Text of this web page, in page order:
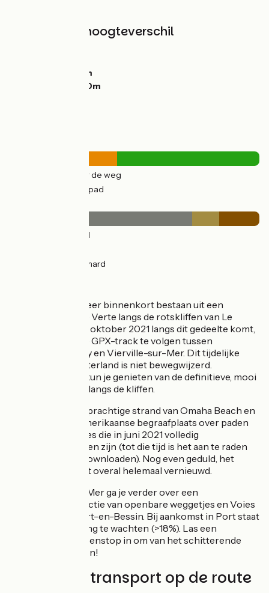
Hellingen en hoogteverschil
0m
80m
(43%) Over de weg
(57%) Fietspad
(73%) Glad
(16%) Onverhard
Dit parcours zal zeer binnenkort bestaan uit een
schitterende Voie Verte langs de rotskliffen van Le
Bessin. Als je vόόr oktober 2021 langs dit gedeelte komt,
raden we je aan de GPX-track te volgen tussen
Grandcamp-Maisy en Vierville-sur-Mer. Dit tijdelijke
stuk door het achterland is niet bewegwijzerd.
Na oktober 2021 kun je genieten van de definitieve, mooi
aangelegde route langs de kliffen.
Dan bereik je het prachtige strand van Omaha Beach en
fiets je rond de Amerikaanse begraafplaats over paden
en kleine weggetjes die in juni 2021 volledig
bewegwijzerd zullen zijn (tot die tijd is het aan te raden
de GPX-track te downloaden). Nog even geduld, het
wegdek is nog niet overal helemaal vernieuwd.
Bij Colleville-sur-Mer ga je verder over een
bewegwijzerde sectie van openbare weggetjes en Voies
Vertes tot aan Port-en-Bessin. Bij aankomst in Port staat
je een steile afdaling te wachten (>18%). Las een
welverdiende tussenstop in om van het schitterende
uitzicht te genieten!
Treinen en transport op de route